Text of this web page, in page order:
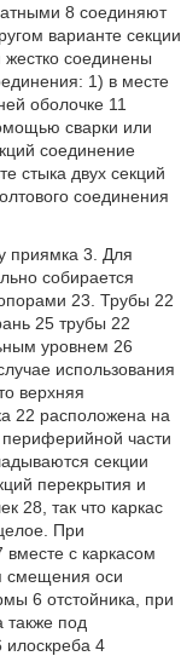
8 соединяют
варианте секции
соединены
1) в месте
оболочке 11
сварки или
соединение
стыка двух секций
соединения
приямка 3. Для
собирается
23. Трубы 22
25 трубы 22
уровнем 26
использования
верхняя
22 расположена на
части
секции
перекрытия и
28, так что каркас
При
вместе с каркасом
смещения оси
6 отстойника, при
также под
4